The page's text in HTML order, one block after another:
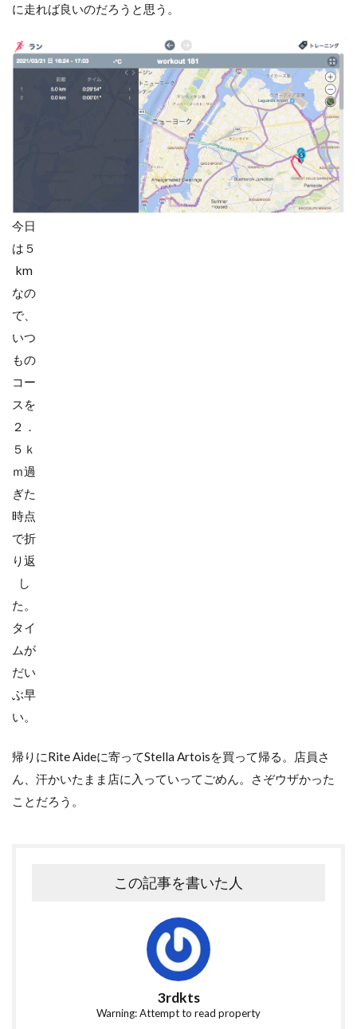
に走れば良いのだろうと思う。
今日
は５
km
なの
で、
いつ
もの
コー
スを
２．
５ｋ
ｍ過
ぎた
時点
で折
り返
し
た。
タイ
ムが
だい
ぶ早
い。
帰りにRite Aideに寄ってStella Artoisを買って帰る。店員さ
ん、汗かいたまま店に入っていってごめん。さぞウザかった
ことだろう。
この記事を書いた人
3rdkts
Warning: Attempt to read property